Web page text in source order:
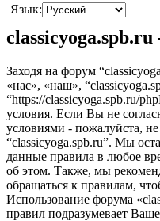
Язык:
Заходя на форум
«нас», «наш»,
“https://classicyoga.spb.ru/
условия. Если Вы не
условиями - пожалуйста,
“classicyoga.spb.ru”. Мы
данные правила в любое
об этом. Также, мы
обращаться к правилам,
Использование форума
правил подразумевает